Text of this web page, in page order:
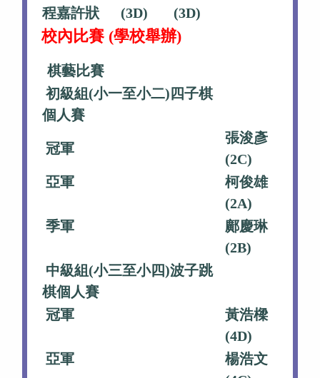
程嘉許狀
(3D)
(3D)
校內比賽 (學校舉辦)
棋藝比賽
初級組(小一至小二)四子棋
個人賽
冠軍
張浚彥
(2C)
亞軍
柯俊雄
(2A)
季軍
鄺慶琳
(2B)
中級組(小三至小四)波子跳
棋個人賽
冠軍
黃浩樑
(4D)
亞軍
楊浩文